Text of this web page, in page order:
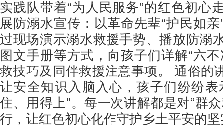
实践队带着“为人民服务”的红色初心
展防溺水宣传：以革命先辈“护民如
过现场演示溺水救援手势、播放防溺
图文手册等方式，向孩子们详解“六
救技巧及同伴救援注意事项。 通俗的
让安全知识入脑入心，孩子们纷纷表
住、用得上”。每一次讲解都是对“群
行，让红色初心化作守护乡土平安的